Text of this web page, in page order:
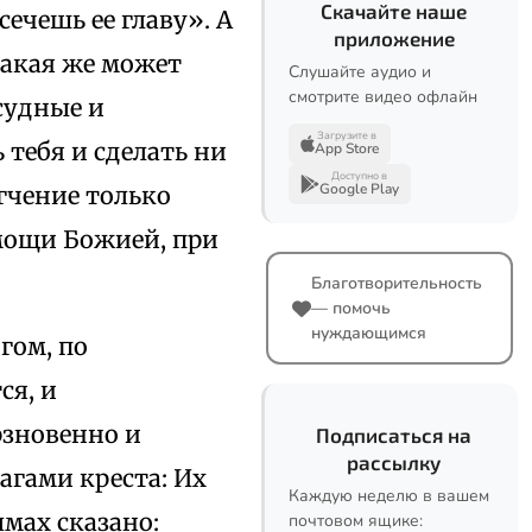
ее главу». А
же может
и
и сделать ни
только
Божией, при
по
и
и
креста: Их
сказано:
Скачайте наше
приложение
Слушайте аудио и
смотрите видео офлайн
Загрузите в
App Store
Доступно в
Google Play
Благотворительность
— помочь
нуждающимся
Подписаться на
рассылку
Каждую неделю в вашем
почтовом ящике: